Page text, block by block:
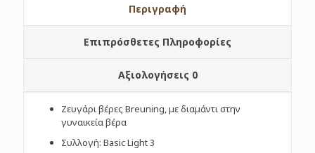
Περιγραφή
Επιπρόσθετες Πληροφορίες
Αξιολογήσεις 0
Ζευγάρι βέρες Breuning, με διαμάντι στην
γυναικεία βέρα
Συλλογή: Basic Light 3